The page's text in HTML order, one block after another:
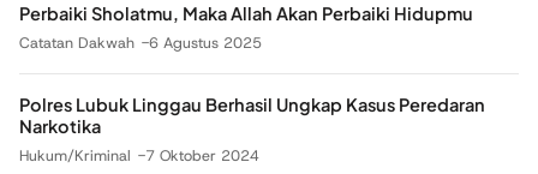
Perbaiki Sholatmu, Maka Allah Akan Perbaiki Hidupmu
Catatan Dakwah 6 Agustus 2025
Polres Lubuk Linggau Berhasil Ungkap Kasus Peredaran
Narkotika
Hukum/Kriminal 7 Oktober 2024